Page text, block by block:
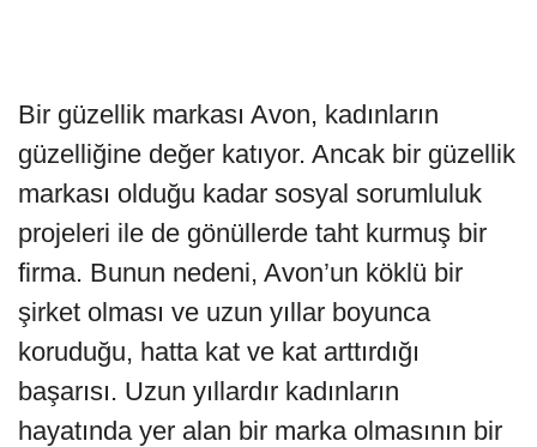
Bir güzellik markası Avon, kadınların
güzelliğine değer katıyor. Ancak bir güzellik
markası olduğu kadar sosyal sorumluluk
projeleri ile de gönüllerde taht kurmuş bir
firma. Bunun nedeni, Avon’un köklü bir
şirket olması ve uzun yıllar boyunca
koruduğu, hatta kat ve kat arttırdığı
başarısı. Uzun yıllardır kadınların
hayatında yer alan bir marka olmasının bir